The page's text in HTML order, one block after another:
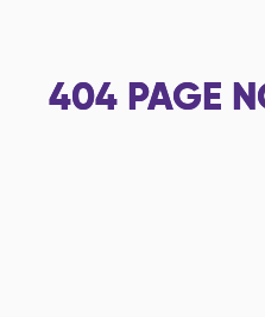
404 PAGE